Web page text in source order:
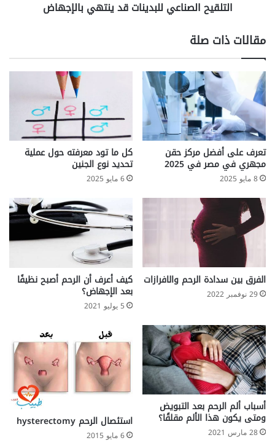
س
ي
ن
ا
ل
م
ز
ا
ج
و
ا
ل
ت
غ
ل
ل
ى
ا
ر
ع
و
ا
ل
ص
د
ا
ع
ع
ي
ل
ل
ب
د
ي
ن
ا
ت
ق
ي
ن
ت
ب
ا
ل
ه
ا
ض
التلقيح الصناعي للبدينات قد ينتهي بالإجهاض
مقالات ذات صلة
تعرف على أفضل مركز حقن
مجهري في مصر في 2025
8 مايو 2025
كل ما تود معرفته حول عملية
تحديد نوع الجنين
6 مايو 2025
الفرق بين سدادة الرحم والافرازات
29 نوفمبر 2022
كيف أعرف أن الرحم أصبح نظيفًا
بعد الإجهاض؟
5 يوليو 2021
أسباب ألم الرحم بعد التبويض
ومتى يكون هذا الألم مقلقًا؟
28 مارس 2021
استئصال الرحم hysterectomy
6 مايو 2015